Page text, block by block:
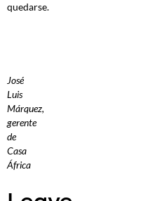
quedarse.
José
Luis
Márquez,
gerente
de
Casa
África